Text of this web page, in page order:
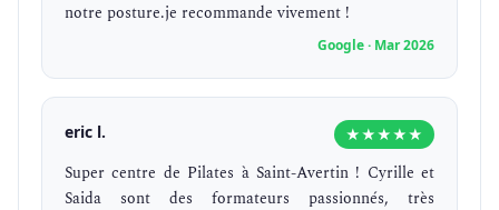
notre posture.je recommande vivement !
Google · Mar 2026
eric l. ★★★★★
Super centre de Pilates à Saint-Avertin ! Cyrille et
Saida sont des formateurs passionnés, très